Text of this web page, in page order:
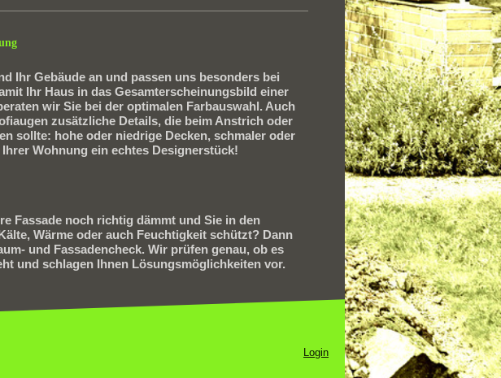
Ihr Gebäude an und passen uns besonders bei
Ihr Haus in das Gesamterscheinungsbild einer
wir Sie bei der optimalen Farbauswahl. Auch
zusätzliche Details, die beim Anstrich oder
sollte: hohe oder niedrige Decken, schmaler oder
Wohnung ein echtes Designerstück!
Fassade noch richtig dämmt und Sie in den
Wärme oder auch Feuchtigkeit schützt? Dann
und Fassadencheck. Wir prüfen genau, ob es
und schlagen Ihnen Lösungsmöglichkeiten vor.
Login